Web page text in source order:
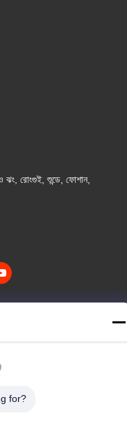
রোংগুই, শুন্ডে, ফোশান,
কপিরাইট © -2026 SHUNDE
সমস্ত অধিকার
for?